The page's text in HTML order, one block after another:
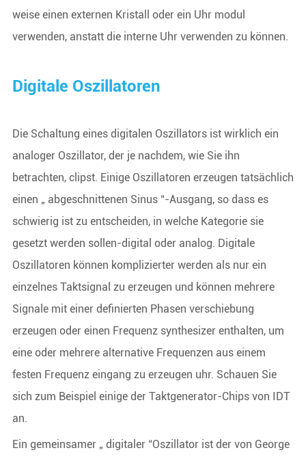
weise einen externen Kristall oder ein Uhr modul
verwenden, anstatt die interne Uhr verwenden zu können.
Digitale Oszillatoren
Die Schaltung eines digitalen Oszillators ist wirklich ein
analoger Oszillator, der je nachdem, wie Sie ihn
betrachten, clipst. Einige Oszillatoren erzeugen tatsächlich
einen „ abgeschnittenen Sinus “-Ausgang, so dass es
schwierig ist zu entscheiden, in welche Kategorie sie
gesetzt werden sollen-digital oder analog. Digitale
Oszillatoren können komplizierter werden als nur ein
einzelnes Taktsignal zu erzeugen und können mehrere
Signale mit einer definierten Phasen verschiebung
erzeugen oder einen Frequenz synthesizer enthalten, um
eine oder mehrere alternative Frequenzen aus einem
festen Frequenz eingang zu erzeugen uhr. Schauen Sie
sich zum Beispiel einige der Taktgenerator-Chips von IDT
an.
Ein gemeinsamer „ digitaler “Oszillator ist der von George